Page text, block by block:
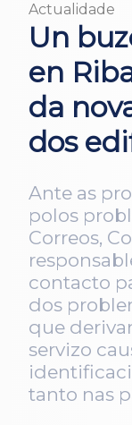
Actualidade
Un
en
da
dos
Ante as
polos
Correos,
contacto
dos
que
servizo
tanto nas